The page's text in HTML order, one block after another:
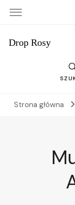
Drop Rosy
Strona główna